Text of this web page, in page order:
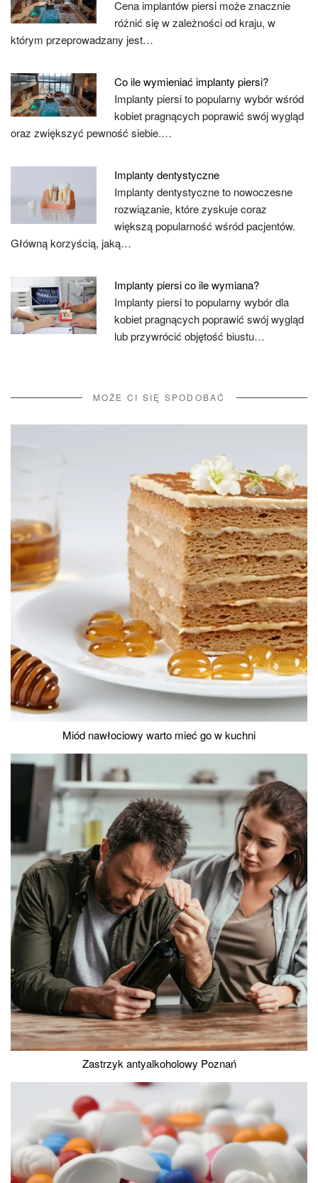
Cena implantów piersi może znacznie
różnić się w zależności od kraju, w
którym przeprowadzany jest…
Co ile wymieniać implanty piersi?
Implanty piersi to popularny wybór wśród
kobiet pragnących poprawić swój wygląd
oraz zwiększyć pewność siebie.…
Implanty dentystyczne
Implanty dentystyczne to nowoczesne
rozwiązanie, które zyskuje coraz
większą popularność wśród pacjentów.
Główną korzyścią, jaką…
Implanty piersi co ile wymiana?
Implanty piersi to popularny wybór dla
kobiet pragnących poprawić swój wygląd
lub przywrócić objętość biustu…
MOŻE CI SIĘ SPODOBAĆ
Miód nawłociowy warto mieć go w kuchni
Zastrzyk antyalkoholowy Poznań